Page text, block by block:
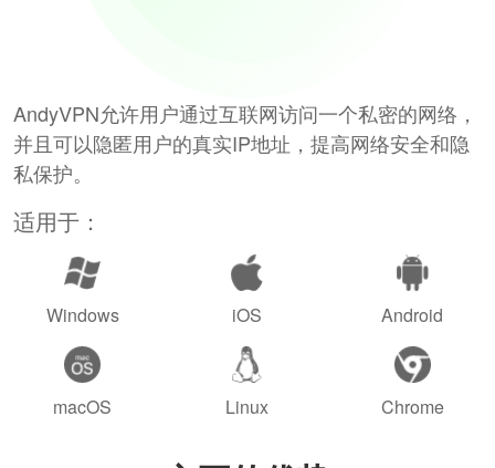
AndyVPN允许用户通过互联网访问一个私密的网络，
并且可以隐匿用户的真实IP地址，提高网络安全和隐
私保护。
适用于：
Windows iOS Android
macOS Linux Chrome